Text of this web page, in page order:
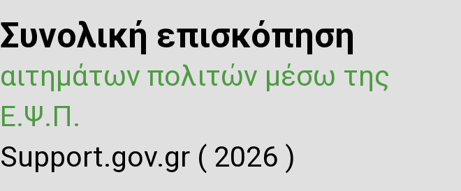
Συνολική επισκόπηση
αιτημάτων πολιτών μέσω της
Ε.Ψ.Π.
Support.gov.gr ( 2026 )